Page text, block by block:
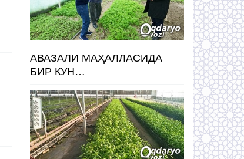
АВАЗАЛИ МАҲАЛЛАСИДА
БИР КУН…